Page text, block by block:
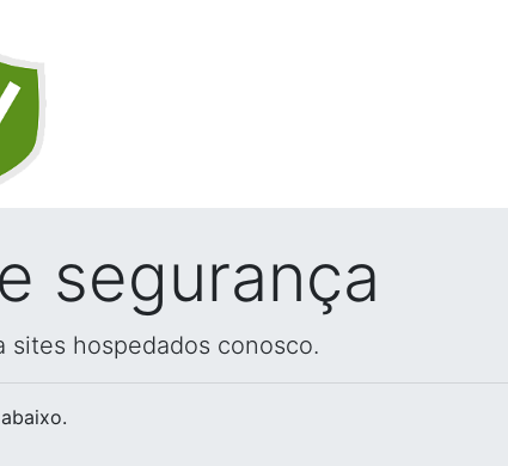
segurança
sites hospedados conosco.